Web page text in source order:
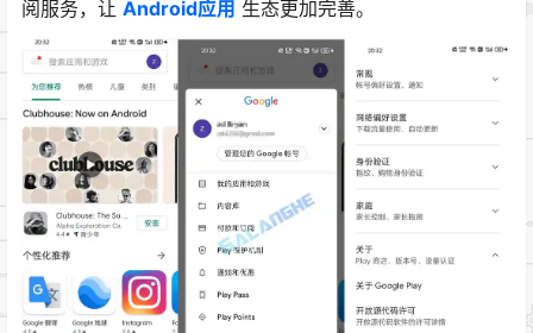
阅服务，让 Android应用 生态更加完善。